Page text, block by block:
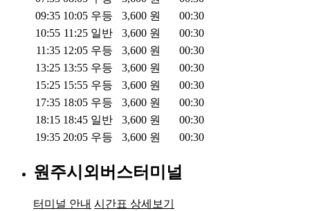
09:35 10:05 우등 3,600 원
00:30
10:55 11:25 일반 3,600 원
00:30
11:35 12:05 우등 3,600 원
00:30
13:25 13:55 우등 3,600 원
00:30
15:25 15:55 우등 3,600 원
00:30
17:35 18:05 우등 3,600 원
00:30
18:15 18:45 일반 3,600 원
00:30
19:35 20:05 우등 3,600 원 00:30
원주시외버스터미널
터미널 안내 시간표 상세보기